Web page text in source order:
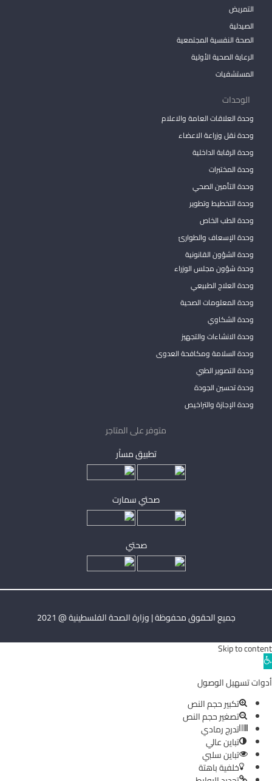
التمريض
الصيدلية
الصحة النفسية المجتمعية
الرعاية الصحية الأولية
المستشفيات
الوحدات
وحدة العلاقات العامة والاعلام
وحدة نقل وزراعة الاعضاء
وحدة الرقابة الداخلية
وحدة المختبرات
وحدة التأمين الصحي
وحدة التخطيط وتطوير
وحدة الطب الخاص
وحدة الإسعاف والطوارئ
وحدة الشؤون القانونية
وحدة شؤون مجلس الوزراء
وحدة العلاج الطبيعي
وحدة المعلومات الصحية
وحدة الشكاوي
وحدة الانشاءات والتجهيز
وحدة السلامة ومكافحة العدوى
وحدة التصوير الطبي
وحدة تحسين الجودة
وحدة الإجازة والتراخيص
متوفر على المتاجر
تطبيق مساْر
صحتي سمارت
صحتي
جميع الحقوق محفوظة | وزارة الصحة الفلسطينية @ 2021
Skip to content
Open
toolbar
أدوات تسهيل الوصول
تكبير حجم النص
تصغير حجم النص
تدرج رمادي
تباين عالي
تباين سلبي
خلفية باهتة